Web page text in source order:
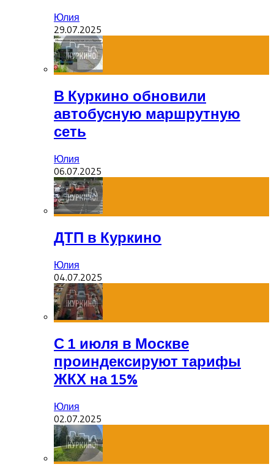
Юлия
29.07.2025
В Куркино обновили
автобусную маршрутную
сеть
Юлия
06.07.2025
ДТП в Куркино
Юлия
04.07.2025
С 1 июля в Москве
проиндексируют тарифы
ЖКХ на 15%
Юлия
02.07.2025